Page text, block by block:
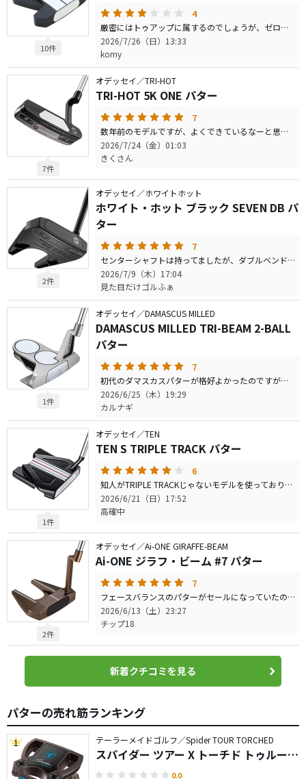
10件
4
厳密にはトゥアップに属するのでしょうが、ゼロトルク系を試したくて、あらゆるゼロトルク系を試打した後に、マークダウンしてたコレを買ってみました。本当はダマスカスのS2Sが一番構えやすかったけど、お値段がさすがに。 コースに持ち込んで色々打ってみましたが、巷で言われている通り、構えづらい、ロングパットの距離感が合わない、等はまあ、予想もしていたし納得しましたが、コレは何より打感が悪いですねぇ。今まで削り出しの金属フェースを使っていた感触と比較してはいけないのでしょうが、天地の差で打感は悪い。特にロングパットの後に手に響く振動は安物感満載でがっかり。ロングパットの打感は試打では分からなかったですよ、、、 最大のメリットであるショートパットの確率は確かに上がるので、しばらく使ってみます。
2026/7/26（日）13:33
komy
7件
オデッセイ／TRI-HOT
TRI-HOT 5K ONE パター
7
数年前のモデルですが、よくできているなーと思います。EXOシリーズもいいとおもいますが、この見た目でこの安定性はすごいですね。すごく重心が浅いので、フォローがでやすくて、重すぎないのもいいです。シャフトもカーボンとスチールのいいとこが合わさっていて、ストロークしやすいです。実際のラウンドではその日によったり、コースによったり、パターの調子はマチマチですが、軽すぎても、重すぎてもだめだし、安定してもストロークしやすくなかったらだめです。打感も大切です。そのすべてが高いレベルで融合していて、中古で安いんだからおすすめ。でも次から次へと新製品出すからほんとに開発部すごいなー。
2026/7/24（金）01:03
きくさん
2件
オデッセイ／ホワイトホット
ホワイト・ホット ブラック SEVEN DB パ
ター
7
センターシャフトは持ってましたが、ダブルベンドを追加で買ってみました。 相変わらずこのシリーズは良い。 シャフトが軽いという事と硬いという事が影響してるのかかなりストロークしやすいです。 パターは下手なので参考にはならないかもしれないですが、ストックの中でもお気に入り上位に入っていて最近はこればかり使ってます。
2026/7/9（木）17:04
見た目だけゴルふぁ
1件
オデッセイ／DAMASCUS MILLED
DAMASCUS MILLED TRI-BEAM 2-BALL
パター
7
初代のダマスカスパターが格好よかったのですが、愛用の2ボールタイプが無く食指が動きませんでしたが、新作は2ボールブレードがラインナップされてたので、生涯最後のパターにしようと思い公式サイトで予約購入しました 構えてみると細めが好きな私には丁度よいグリップの太さです ずっと33インチを使用してきたのですが、前傾を浅くしてボールの近くに構えるフォームに変更したためか、少し短く感じます これは前回購入したゼロトルクパターでも同様でしたので明らかに私の失敗です ただシャフトをカーボン製に変更しようと目論んでいるので良しとしてます さて打感です 想像どおりソリッドな金属感、なのに硬すぎない感触 きれいにヒットをすると、チッと小気味よい音を立てます 同伴者の方に「おっ、良い音した」と言われると、嬉しくてコッソリ鼻の穴を拡げてます 2ボールブレードは3タイプ所有していますが確実にエースパターです ただ少し重量感が物足りなく感じます 先述のとおり、軽めのカーボン製にシャフトを変更するのもありかも知れません
2026/6/25（木）19:29
カルナギ
1件
オデッセイ／TEN
TEN S TRIPLE TRACK パター
6
知人がTRIPLE TRACKじゃないモデルを使っており、貸してもらいラウンドしましたが、直進性も良く方向性も安定してました。知人との被らない様にTRIPLE TRACKを購入。次回ゴルフが楽しみです
2026/6/21（日）17:52
高確中
2件
オデッセイ／Ai-ONE GIRAFFE-BEAM
Ai-ONE ジラフ・ビーム #7 パター
7
フェースバランスのパターがセールになっていたので購入。キリンのデザインも特徴があって◎。ツノ形は食わず嫌いで触ったことは無かったのですが、方向性が劇的に向上しました。転がりが良く、少ないテークバックで良いから、方向がブレにくいんですね。打感は硬すぎず、普通です。店にある他のツノ形も試しましたが、これが一番良かったです。
2026/6/13（土）23:27
チップ18
新着クチコミを見る
パターの売れ筋ランキング
1 テーラーメイドゴルフ／Spider TOUR TORCHED
スパイダー ツアー X トーチド トゥルーパ
ス クランクネック パター
0.0